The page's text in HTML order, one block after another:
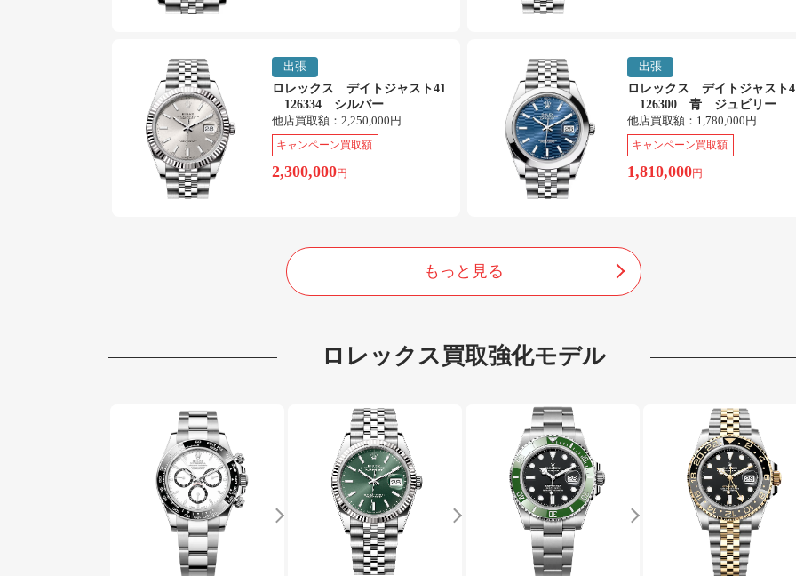
出張
ロレックス デイトジャスト41
126334 シルバー
他店買取額： 2,250,000円
キャンペーン買取額
2,300,000円
出張
ロレックス デイトジャスト
126300 青 ジュビリー
他店買取額： 1,780,000円
キャンペーン買取額
1,810,000円
もっと見る
ロレックス買取強化モデル